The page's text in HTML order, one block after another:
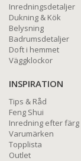
Inredningsdetaljer
Dukning & Kök
Belysning
Badrumsdetaljer
Doft i hemmet
Väggklockor
INSPIRATION
Tips & Råd
Feng Shui
Inredning efter färg
Varumärken
Topplista
Outlet